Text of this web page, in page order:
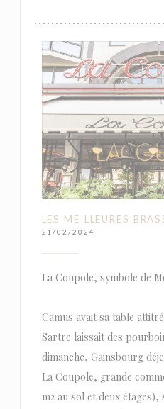
LES MEILLEURES
21/02/2024
La Coupole, symbole de
Camus avait sa table
Sartre laissait des
dimanche, Gainsbourg
La Coupole, grande
m2 au sol et deux étages),